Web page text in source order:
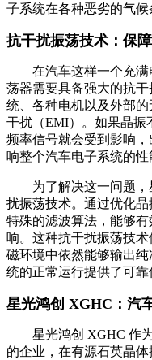
子系统在各种恶劣的气候
抗干扰振荡技术：保
在汽车这样一个充满
荡器需要具备强大的抗
统、各种电机以及外部
干扰（EMI）。如果晶振
频率信号就会受到影响
响整个汽车电子系统的性
为了解决这一问题，
扰振荡技术。通过优化
特殊的滤波算法，能够
响。这种抗干扰振荡技
磁环境中依然能够输出
统的正常运行提供了可靠
星光鸿创 XGHC：汽
星光鸿创 XGHC 作为
的企业，在有源石英晶